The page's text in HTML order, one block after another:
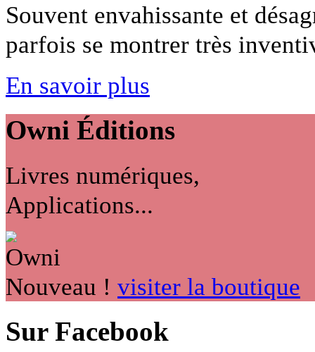
Souvent envahissante et
parfois se montrer très
En savoir plus
Owni Éditions
Livres numériques,
Applications...
Nouveau ! visiter la boutique
Sur Facebook